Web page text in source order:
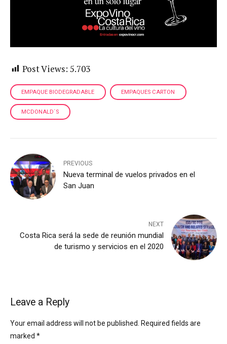
Post Views: 5.703
EMPAQUE BIODEGRADABLE EMPAQUES CARTON
MCDONALD´S
PREVIOUS
Nueva terminal de vuelos privados en el
San Juan
NEXT
Costa Rica será la sede de reunión mundial
de turismo y servicios en el 2020
Leave a Reply
Your email address will not be published. Required fields are
marked *